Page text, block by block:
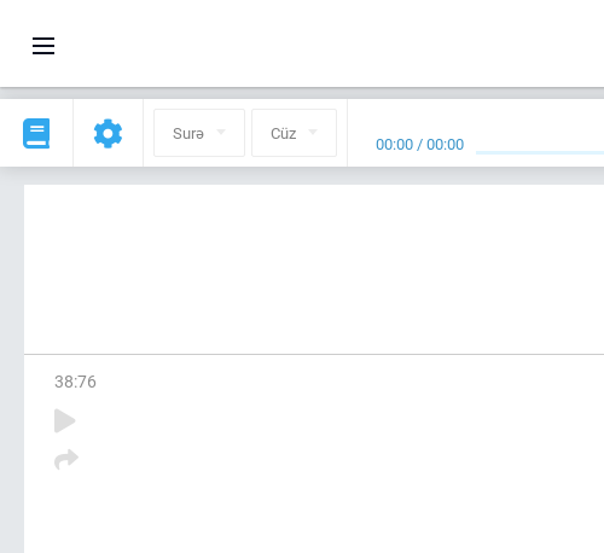
Surə Cüz 00:00 /00:00
38:76